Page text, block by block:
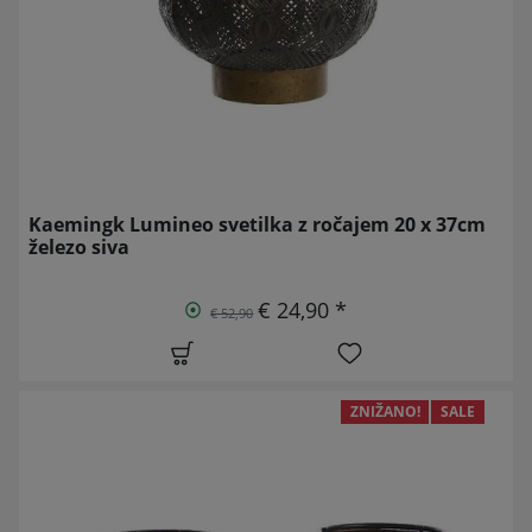
Kaemingk Lumineo svetilka z ročajem 20 x 37cm
železo siva
€ 52,90 € 24,90 *
ZNIŽANO! SALE